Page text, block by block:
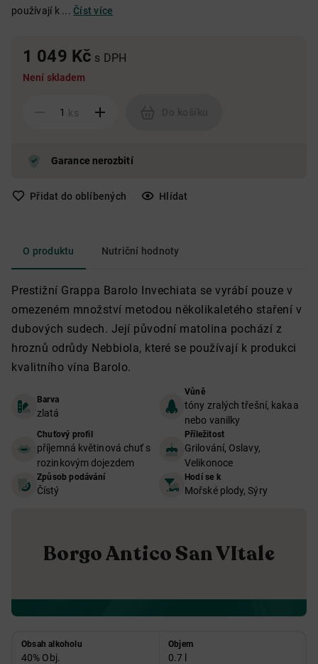
používají k ... Číst více
1 049 Kč s DPH
Není skladem
ks
Garance nerozbití
Přidat do oblíbených Hlídat
O produktu Nutriční hodnoty
Prestižní Grappa Barolo Invechiata se vyrábí pouze v
omezeném množství metodou několikaletého staření v
dubových sudech. Její původní matolina pochází z
hroznů odrůdy Nebbiola, které se používají k produkci
kvalitního vína Barolo.
Barva
zlatá
Vůně
tóny zralých třešní, kakaa
nebo vanilky
Chuťový profil
příjemná květinová chuť s
rozinkovým dojezdem
Příležitost
Grilování, Oslavy,
Velikonoce
Způsob podávání
Čístý
Hodí se k
Mořské plody, Sýry
Borgo Antico San VItale
Obsah alkoholu
40% Obj.
Objem
0.7 l